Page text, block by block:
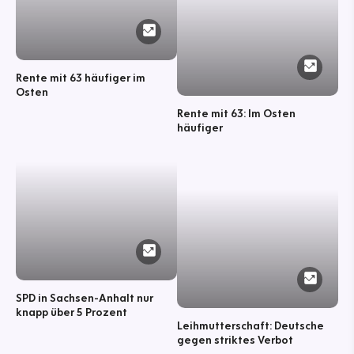
Rente mit 63 häufiger im
Osten
SPD in Sachsen-Anhalt nur
knapp über 5 Prozent
Rente mit 63: Im Osten
häufiger
Leihmutterschaft: Deutsche
gegen striktes Verbot